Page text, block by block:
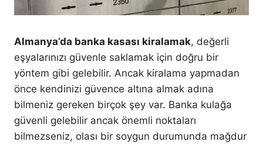
Almanya’da banka kasası kiralamak, değerli
eşyalarınızı güvenle saklamak için doğru bir
yöntem gibi gelebilir. Ancak kiralama yapmadan
önce kendinizi güvence altına almak adına
bilmeniz gereken birçok şey var. Banka kulağa
güvenli gelebilir ancak önemli noktaları
bilmezseniz, olası bir soygun durumunda mağdur